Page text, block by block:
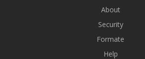
About
Security
Formate
Help